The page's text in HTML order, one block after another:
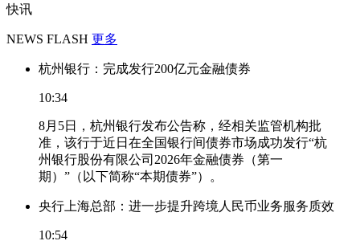
快讯
NEWS FLASH 更多
杭州银行：完成发行200亿元金融债券
10:34
8月5日，杭州银行发布公告称，经相关监管机构批
准，该行于近日在全国银行间债券市场成功发行“杭
州银行股份有限公司2026年金融债券（第一
期）”（以下简称“本期债券”）。
央行上海总部：进一步提升跨境人民币业务服务质效
10:54